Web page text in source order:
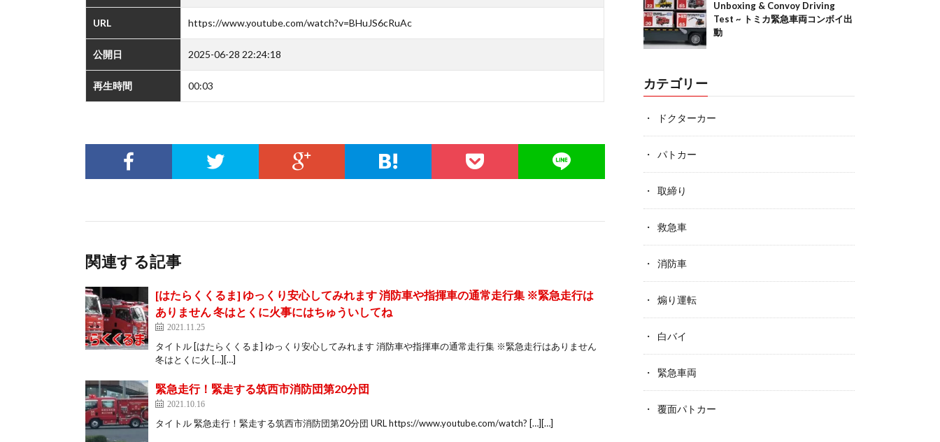
URL https://www.youtube.com/watch?v=BHuJS6cRuAc
公開日 2025-06-28 22:24:18
再生時間 00:03
関連する記事
[はたらくくるま] ゆっくり安心してみれます 消防車や指揮車の通常走行集 ※緊急走行は
ありません 冬はとくに火事にはちゅういしてね
2021.11.25
タイトル [はたらくくるま] ゆっくり安心してみれます 消防車や指揮車の通常走行集 ※緊急走行はありません
冬はとくに火 […][…]
緊急走行！緊走する筑西市消防団第20分団
2021.10.16
タイトル 緊急走行！緊走する筑西市消防団第20分団 URL https://www.youtube.com/watch? […][…]
Unboxing & Convoy Driving
Test ~ トミカ緊急車両コンボイ出
動
カテゴリー
ドクターカー
パトカー
取締り
救急車
消防車
煽り運転
白バイ
緊急車両
覆面パトカー